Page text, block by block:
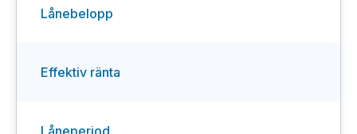
Lånebelopp
Effektiv ränta
Låneperiod